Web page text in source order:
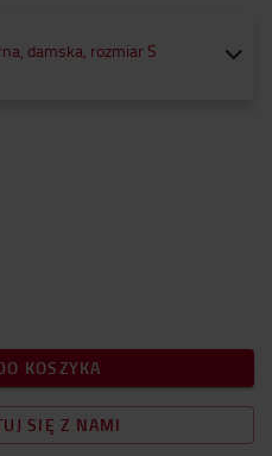
damska, rozmiar S
KOSZYKA
SIĘ Z NAMI